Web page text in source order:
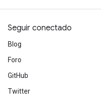
Seguir conectado
Blog
Foro
GitHub
Twitter